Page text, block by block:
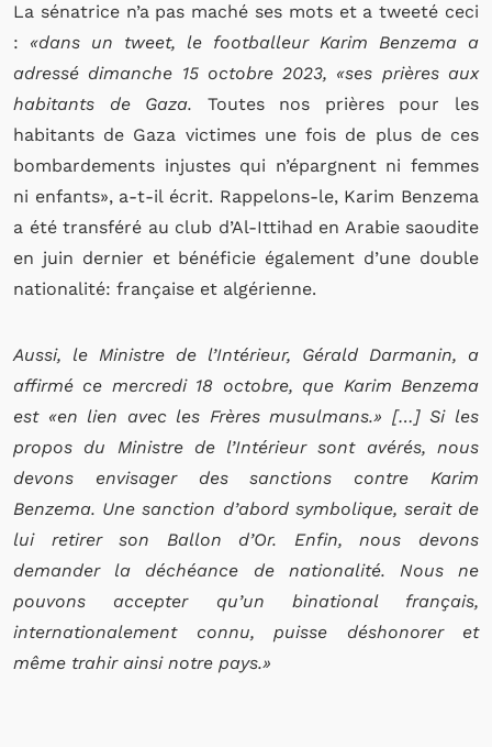
La sénatrice n’a pas maché ses mots et a tweeté ceci
: «dans un tweet, le footballeur Karim Benzema a
adressé dimanche 15 octobre 2023, «ses prières aux
habitants de Gaza. Toutes nos prières pour les
habitants de Gaza victimes une fois de plus de ces
bombardements injustes qui n’épargnent ni femmes
ni enfants», a-t-il écrit. Rappelons-le, Karim Benzema
a été transféré au club d’Al-Ittihad en Arabie saoudite
en juin dernier et bénéficie également d’une double
nationalité: française et algérienne.
Aussi, le Ministre de l’Intérieur, Gérald Darmanin, a
affirmé ce mercredi 18 octobre, que Karim Benzema
est «en lien avec les Frères musulmans.» […] Si les
propos du Ministre de l’Intérieur sont avérés, nous
devons envisager des sanctions contre Karim
Benzema. Une sanction d’abord symbolique, serait de
lui retirer son Ballon d’Or. Enfin, nous devons
demander la déchéance de nationalité. Nous ne
pouvons accepter qu’un binational français,
internationalement connu, puisse déshonorer et
même trahir ainsi notre pays.»